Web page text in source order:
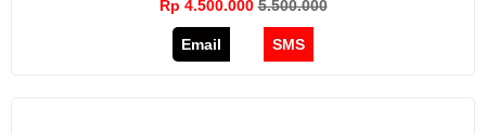
Rp 4.500.0005.500.000
Email SMS